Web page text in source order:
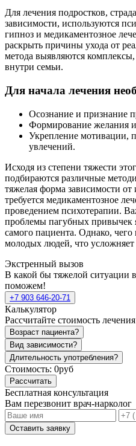
Для лечения подростков,
зависимости, используются
гипноз и медикаментозное
раскрыть причины ухода от
метода выявляются
внутри семьи.
Для начала лечения
Осознание и признание
Формирование желания
Укрепление мотивации,
увлечений.
Исходя из степени тяжести
подбираются различные
тяжелая форма зависимости от
требуется медикаментозное
проведением психотерапии.
проблемы пагубных привычек
самого пациента. Однако, чего
молодых людей, что усложняет
Экстренный вызов
В какой бы тяжелой ситуации
поможем!
+7 903 646-20-71
Калькулятор
Рассчитайте стоимость лечения
Возраст пациента?
Вид зависимости?
Длительность употребления?
Стоимость: 0руб
Рассчитать
Бесплатная консультация
Вам перезвонит врач-нарколог
Оставить заявку